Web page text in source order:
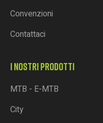
Convenzioni
Contattaci
I NOSTRI PRODOTTI
MTB - E-MTB
City